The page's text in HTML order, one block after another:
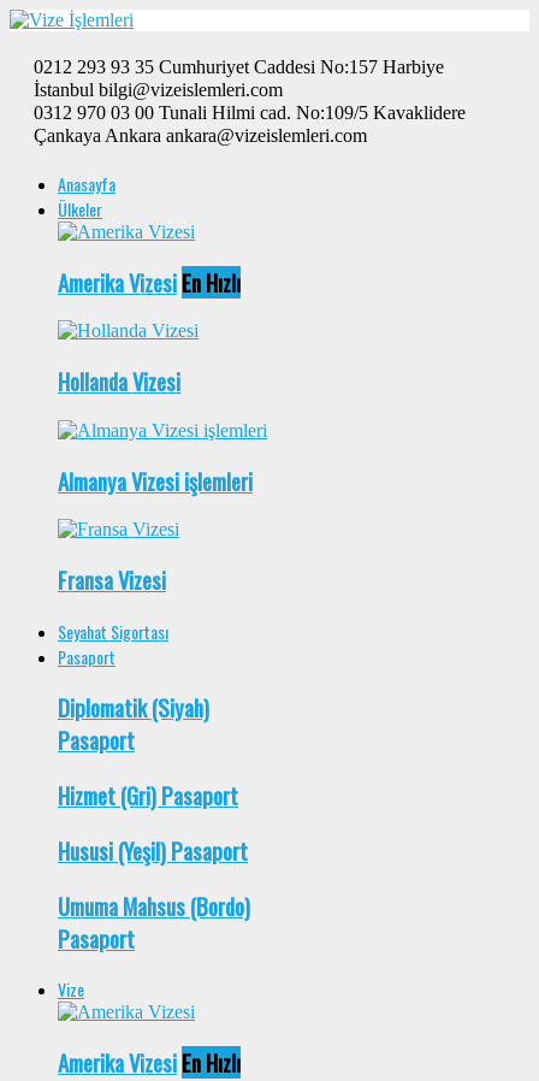
0212 293 93 35 Cumhuriyet Caddesi No:157 Harbiye
İstanbul bilgi@vizeislemleri.com
0312 970 03 00 Tunali Hilmi cad. No:109/5 Kavaklidere
Çankaya Ankara ankara@vizeislemleri.com
Anasayfa
Ülkeler
Amerika VizesiEn Hızlı
Hollanda Vizesi
Almanya Vizesi işlemleri
Fransa Vizesi
Seyahat Sigortası
Pasaport
Diplomatik (Siyah)
Pasaport
Hizmet (Gri) Pasaport
Hususi (Yeşil) Pasaport
Umuma Mahsus (Bordo)
Pasaport
Vize
Amerika VizesiEn Hızlı